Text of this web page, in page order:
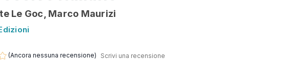
Le Goc, Marco Maurizi
(Ancora nessuna recensione) Scrivi una recensione